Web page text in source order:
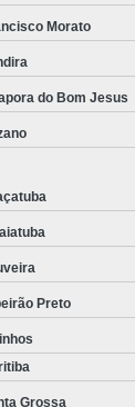
Corrente de
Distribuidor
Distribuidor
Distribuidor
de
de
Distribuidor
Distribuidor
Morato
do Bom Jesus
Preto
Grossa